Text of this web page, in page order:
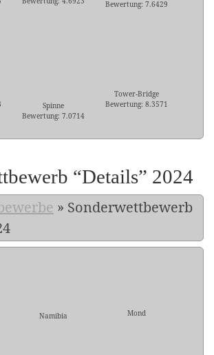
Bewertung: 7.6429
Spinne
Bewertung: 7.0714
Tower-Bridge
Bewertung: 8.3571
“Details” 2024
» Sonderwettbewerb
Namibia Mond